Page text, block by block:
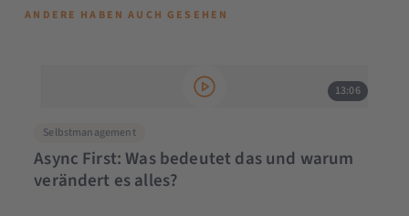
ANDERE HABEN AUCH GESEHEN
13:06
Selbstmanagement
Async First: Was bedeutet das und warum
verändert es alles?